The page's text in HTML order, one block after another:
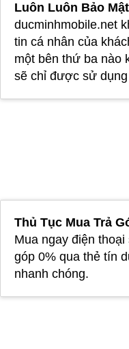
Luôn Luôn Bảo
ducminhmobile.net
tin cá nhân của
một bên thứ ba nào
sẽ chỉ được sử
Thủ Tục Mua Trả
Mua ngay điện
góp 0% qua thẻ tín
nhanh chóng.